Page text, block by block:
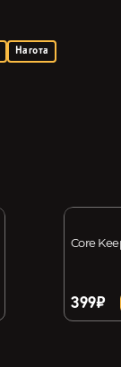
Нагота
Core
399₽